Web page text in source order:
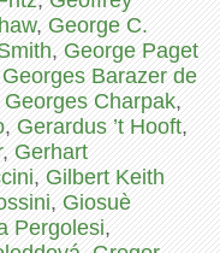
,George C.
,George Paget
Georges Barazer de
Georges Charpak,
,Gerardus ’t Hooft,
,Gerhart
,Gilbert Keith
,Giosuè
Pergolesi,